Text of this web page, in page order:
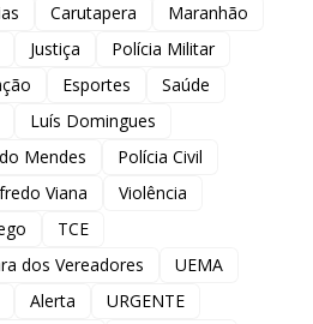
Carutapera
Maranhão
Justiça
Polícia Militar
Esportes
Saúde
Luís Domingues
Mendes
Polícia Civil
Viana
Violência
TCE
dos Vereadores
UEMA
Alerta
URGENTE